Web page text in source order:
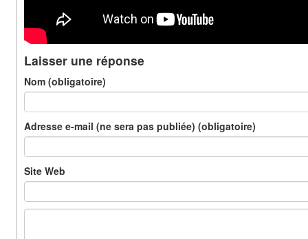
Laisser une réponse
Nom (obligatoire)
Adresse e-mail (ne sera pas publiée) (obligatoire)
Site Web